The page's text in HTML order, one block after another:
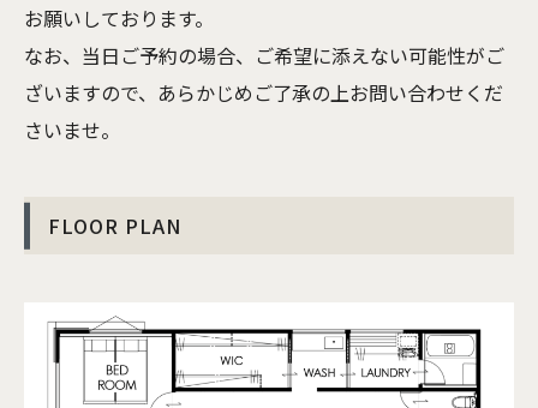
お願いしております。
なお、当日ご予約の場合、ご希望に添えない可能性がご
ざいますので、あらかじめご了承の上お問い合わせくだ
さいませ。
FLOOR PLAN